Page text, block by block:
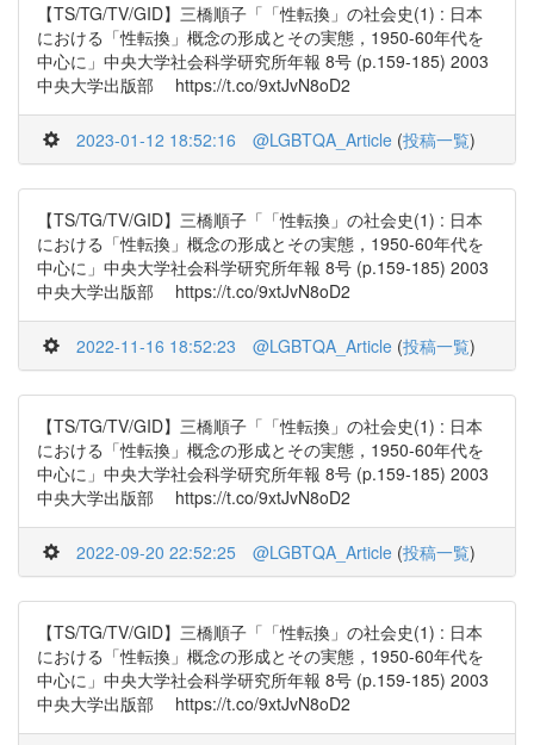
【TS/TG/TV/GID】三橋順子「「性転換」の社会史(1) : 日本
における「性転換」概念の形成とその実態，1950-60年代を
中心に」中央大学社会科学研究所年報 8号 (p.159-185) 2003
中央大学出版部 https://t.co/9xtJvN8oD2
2023-01-12 18:52:16 @LGBTQA_Article (投稿一覧)
【TS/TG/TV/GID】三橋順子「「性転換」の社会史(1) : 日本
における「性転換」概念の形成とその実態，1950-60年代を
中心に」中央大学社会科学研究所年報 8号 (p.159-185) 2003
中央大学出版部 https://t.co/9xtJvN8oD2
2022-11-16 18:52:23 @LGBTQA_Article (投稿一覧)
【TS/TG/TV/GID】三橋順子「「性転換」の社会史(1) : 日本
における「性転換」概念の形成とその実態，1950-60年代を
中心に」中央大学社会科学研究所年報 8号 (p.159-185) 2003
中央大学出版部 https://t.co/9xtJvN8oD2
2022-09-20 22:52:25 @LGBTQA_Article (投稿一覧)
【TS/TG/TV/GID】三橋順子「「性転換」の社会史(1) : 日本
における「性転換」概念の形成とその実態，1950-60年代を
中心に」中央大学社会科学研究所年報 8号 (p.159-185) 2003
中央大学出版部 https://t.co/9xtJvN8oD2